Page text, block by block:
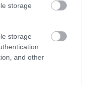
storage
storage
and other
olvasmány,
mind-mind
hogy nyugodtan